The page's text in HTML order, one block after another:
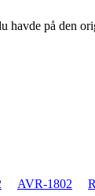
havde på den
AVR-1802